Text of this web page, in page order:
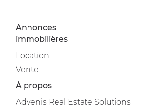
Annonces
immobilières
Location
Vente
À propos
Advenis Real Estate Solutions